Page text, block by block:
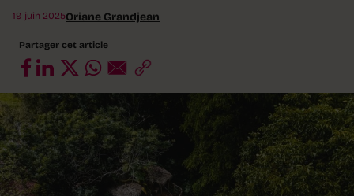
19 juin 2025Oriane Grandjean
Partager cet article